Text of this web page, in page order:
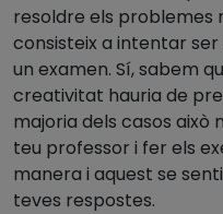
resoldre els problemes
consisteix a intentar ser
un examen. Sí, sabem
creativitat hauria de
majoria dels casos això
teu professor i fer els
manera i aquest se
teves respostes.